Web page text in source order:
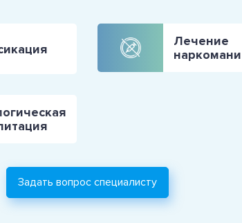
Лечение
Задать вопрос специалисту